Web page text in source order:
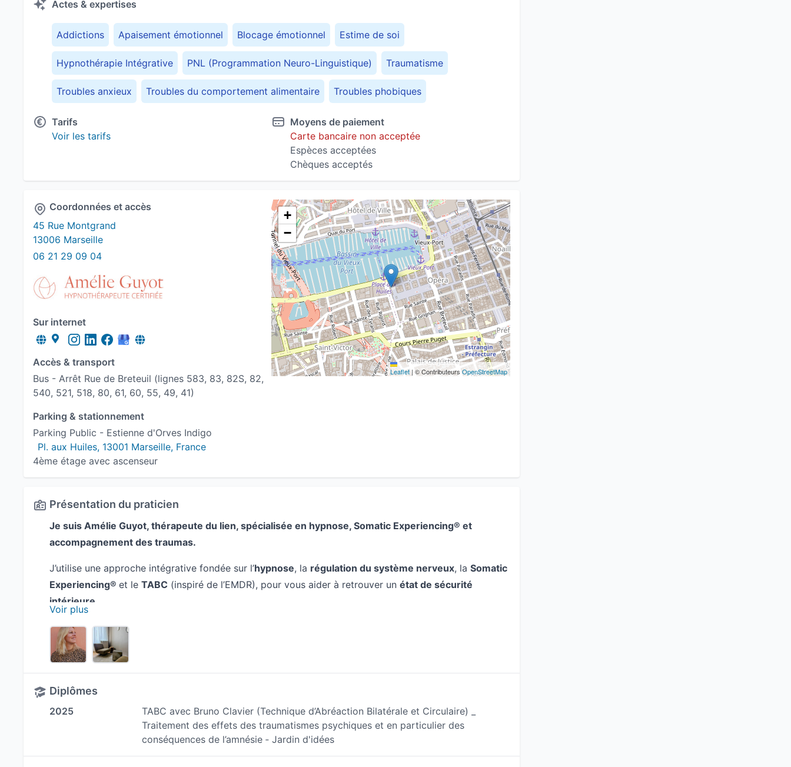
Actes & expertises
Addictions Apaisement émotionnel Blocage émotionnel Estime de soi
Hypnothérapie Intégrative PNL (Programmation Neuro-Linguistique) Traumatisme
Troubles anxieux Troubles du comportement alimentaire Troubles phobiques
Tarifs
Voir les tarifs
Moyens de paiement
Carte bancaire non acceptée
Espèces acceptées
Chèques acceptés
Coordonnées et accès
45 Rue Montgrand
13006 Marseille
06 21 29 09 04
Sur internet
Accès & transport
Bus - Arrêt Rue de Breteuil (lignes 583, 83, 82S, 82,
540, 521, 518, 80, 61, 60, 55, 49, 41)
Parking & stationnement
Parking Public - Estienne d'Orves Indigo
Pl. aux Huiles, 13001 Marseille, France
4ème étage avec ascenseur
+
−
Leaflet| © ContributeursOpenStreetMap
Présentation du praticien
Je suis Amélie Guyot, thérapeute du lien, spécialisée en hypnose, Somatic Experiencing® et
accompagnement des traumas.
J’utilise une approche intégrative fondée sur l’hypnose, la régulation du système nerveux, la Somatic
Experiencing® et le TABC (inspiré de l’EMDR), pour vous aider à retrouver un état de sécurité
intérieure
J’aide les personnes à
émotions , et àtransformer les effets du trauma
informée.
Mon travail intègre les enjeux d’
affective et la construction deliens plus sécures, en lien avec votre histoire.
Mon accompagnement s’adresse à celles et ceux qui ressentent un débordement émotionnel, une
Voir plus
Diplômes
2025
TABC avec Bruno Clavier (Technique d’Abréaction Bilatérale et Circulaire) _
Traitement des effets des traumatismes psychiques et en particulier des
conséquences de l’amnésie ‐ Jardin d'idées